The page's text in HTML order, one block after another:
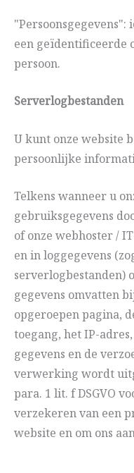
een
persoon.
Serverlogbestanden
U kunt onze website
persoonlijke
Telkens wanneer u
gebruiksgegevens
of onze webhoster /
en in loggegevens
serverlogbestanden)
gegevens omvatten
opgeroepen pagina,
toegang, het IP-
gegevens en de
verwerking wordt
para. 1 lit. f DSGVO
verzekeren van een
website en om ons